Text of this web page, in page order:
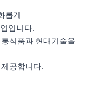
롭게
입니다.
식품과 현대기술을
공합니다.